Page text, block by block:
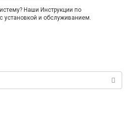
Наши Инструкции по
установкой и обслуживанием.